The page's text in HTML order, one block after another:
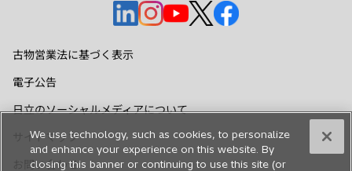
新
し
で
く
新
し
で
く
新
し
く
新
し
く
新
く
古物営業法に基づく表示
電子公告
日立のソーシャルメディアについて
サイトマップ
お問い合わせ
We use technology, such as cookies, to personalize
and enhance your experience on this website. By
closing this banner or continuing to use this site (or